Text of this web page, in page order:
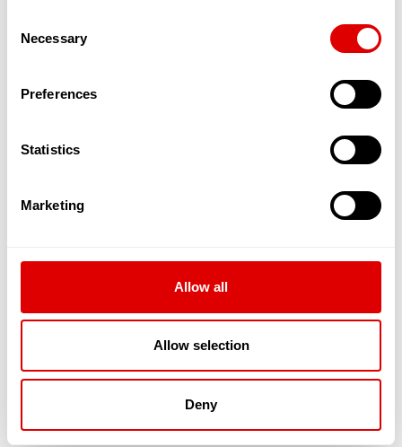
Selection
Necessary
Preferences
Statistics
Marketing
Allow all
Allow selection
Deny
de bénéficier d’un service leur permettant de
maintenir une activité physique, sociale et
Par ailleurs, des services d’aide à domicile dédiés
encadrés par une Maîtresse de Maison in situ,
offrent un suivi qualitatif de l’aide et des soins
Ces appartements accueillent donc des
personnes âgées autonomes dans un cadre
résidences modernes sont connectées aux
Souvent situés en centre-ville, ces appartements
ou maisonnées en coliving sont souvent privés et
ne font pas partie du secteur médico-social.